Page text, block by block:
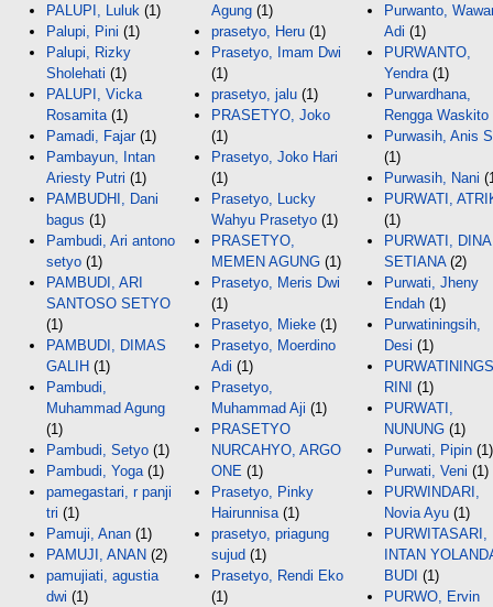
PALUPI, Luluk (1)
Palupi, Pini (1)
Palupi, Rizky
Sholehati (1)
PALUPI, Vicka
Rosamita (1)
Pamadi, Fajar(1)
Pambayun, Intan
Ariesty Putri (1)
PAMBUDHI, Dani
bagus (1)
Pambudi, Ari antono
setyo (1)
PAMBUDI, ARI
SANTOSO SETYO
(1)
PAMBUDI, DIMAS
GALIH (1)
Pambudi,
Muhammad Agung
(1)
Pambudi, Setyo (1)
Pambudi, Yoga (1)
pamegastari, r panji
tri (1)
Pamuji, Anan (1)
PAMUJI, ANAN (2)
pamujiati, agustia
dwi (1)
Agung (1)
prasetyo, Heru (1)
Prasetyo, Imam Dwi
(1)
prasetyo, jalu (1)
PRASETYO, Joko
(1)
Prasetyo, Joko Hari
(1)
Prasetyo, Lucky
Wahyu Prasetyo (1)
PRASETYO,
MEMEN AGUNG (1)
Prasetyo, Meris Dwi
(1)
Prasetyo, Mieke (1)
Prasetyo, Moerdino
Adi (1)
Prasetyo,
Muhammad Aji (1)
PRASETYO
NURCAHYO, ARGO
ONE (1)
Prasetyo, Pinky
Hairunnisa (1)
prasetyo, priagung
sujud (1)
Prasetyo, Rendi Eko
(1)
Purwanto,
Adi (1)
PURWANTO,
Yendra (1)
Purwardhana,
Rengga Waskito
Purwasih, Anis
(1)
Purwasih, Nani
PURWATI,
(1)
PURWATI, DINA
SETIANA(2)
Purwati, Jheny
Endah (1)
Purwatiningsih,
Desi (1)
RINI (1)
PURWATI,
NUNUNG (1)
Purwati, Pipin (1)
Purwati, Veni (1)
PURWINDARI,
Novia Ayu (1)
PURWITASARI,
INTAN
BUDI (1)
PURWO, Ervin